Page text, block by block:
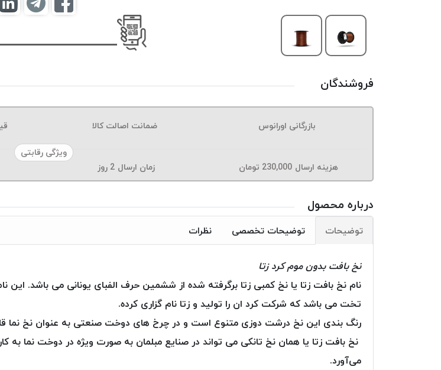
فروشندگان
بازرگانی اورانوس ضمانت اصالت کالا
ویژگی رقابتی
هزینه ارسال 230,000 تومان زمان ارسال 2 روز
درباره محصول
توضیحات توضیحات تخصصی نظرات
نخ بافت بدون موم کرد زتا
نام نخ بافت زتا یا نخ کمبی زتا برگرفته شده از ششمین حرف الفبای یونانی می
تخت می باشد که شرکت کرد ان را تولید و زتا نام گزاری کرده.
رنگ بندی این نخ درشت دوزی متنوع است و در چرخ های دوخت صنعتی به عنوان نخ نما
نخ بافت زتا یا همان نخ تانکی می ‌تواند در صنایع مبلمان به صورت ویژه در دوخت نما به
می‌آورد.